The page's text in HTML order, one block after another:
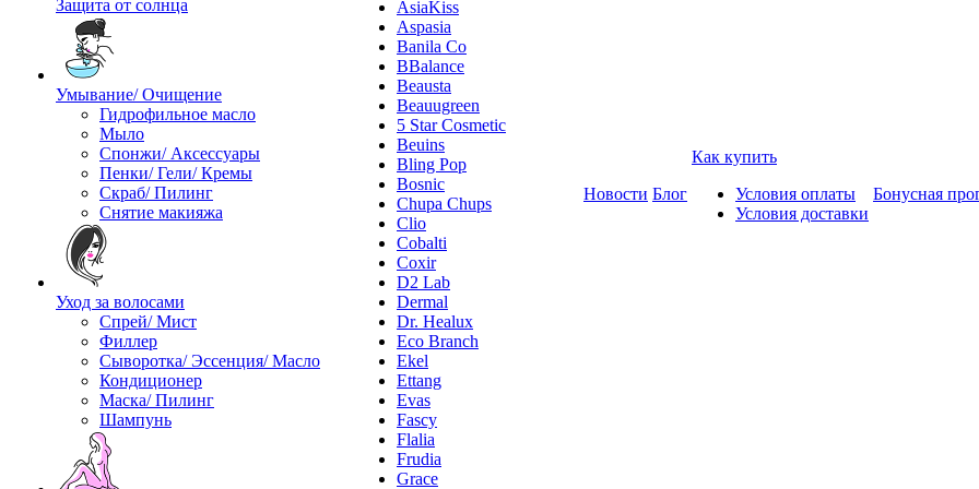
Защита от солнца
Умывание/ Очищение
Гидрофильное масло
Мыло
Спонжи/ Аксессуары
Пенки/ Гели/ Кремы
Скраб/ Пилинг
Снятие макияжа
Уход за волосами
Спрей/ Мист
Филлер
Сыворотка/ Эссенция/ Масло
Кондиционер
Маска/ Пилинг
Шампунь
AsiaKiss
Aspasia
Banila Co
BBalance
Beausta
Beauugreen
5 Star Cosmetic
Beuins
Bling Pop
Bosnic
Chupa Chups
Clio
Cobalti
Coxir
D2 Lab
Dermal
Dr. Healux
Eco Branch
Ekel
Ettang
Evas
Fascy
Flalia
Frudia
Grace
Новости Блог
Как купить
Условия оплаты
Условия доставки
Бонусная